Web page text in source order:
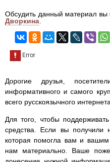
Обсудить данный материал вы
Дворкина
Дорогие друзья,
информативного и самого
всего русскоязычного
Для того, чтобы
средства. Если вы
которая помогла вам и вашим
нам материально. Ваше